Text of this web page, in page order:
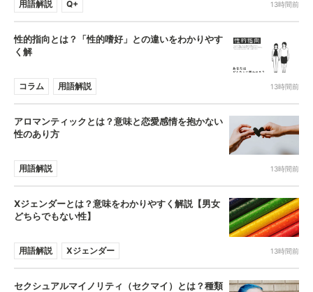
用語解説 Q+ 13時間前
性的指向とは？「性的嗜好」との違いをわかりやす
く解
コラム 用語解説 13時間前
アロマンティックとは？意味と恋愛感情を抱かない
性のあり方
用語解説 13時間前
Xジェンダーとは？意味をわかりやすく解説【男女
どちらでもない性】
用語解説 Xジェンダー 13時間前
セクシュアルマイノリティ（セクマイ）とは？種類